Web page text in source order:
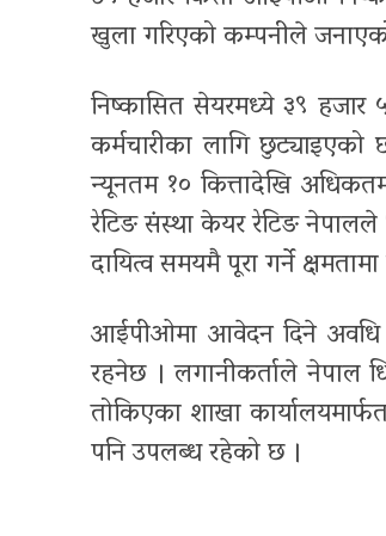
खुला गरिएको कम्पनीले
निष्कासित सेयरमध्ये ३९
कर्मचारीका लागि
न्यूनतम १० कित्तादेखि
रेटिङ संस्था केयर रेटिङ नेपालले
दायित्व समयमै पूरा गर्ने
आईपीओमा आवेदन दिने अवधि
रहनेछ । लगानीकर्ताले नेपाल
तोकिएका शाखा
पनि उपलब्ध रहेको छ ।